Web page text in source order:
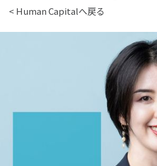
< Human Capitalへ戻る